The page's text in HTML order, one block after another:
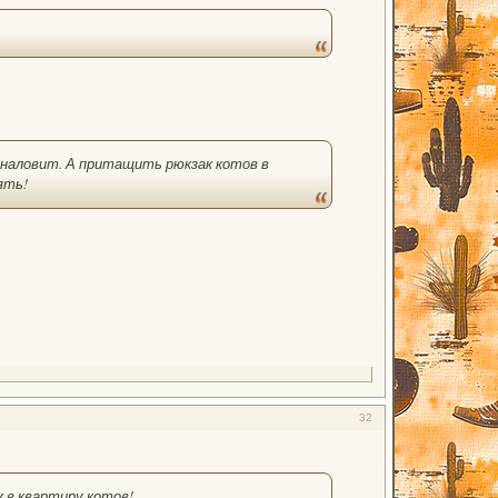
А притащить рюкзак котов в
32